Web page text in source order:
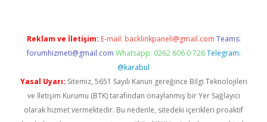
Reklam ve İletişim: E-mail: backlinkpaneli@gmail.com Teams:
forumhizmeti@gmail.com Whatsapp: 0262 606 0 726 Telegram:
@karabul
Yasal Uyarı: Sitemiz, 5651 Sayılı Kanun gereğince Bilgi Teknolojileri
ve İletişim Kurumu (BTK) tarafından onaylanmış bir Yer Sağlayıcı
olarak hizmet vermektedir. Bu nedenle, sitedeki içerikleri proaktif